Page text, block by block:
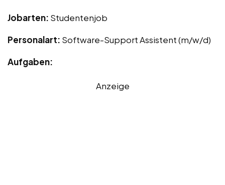
Jobarten: Studentenjob
Personalart: Software-Support Assistent (m/w/d)
Aufgaben:
Anzeige